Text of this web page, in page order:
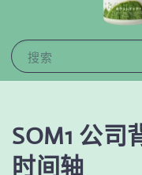
搜索
SOM1 公司
时间轴